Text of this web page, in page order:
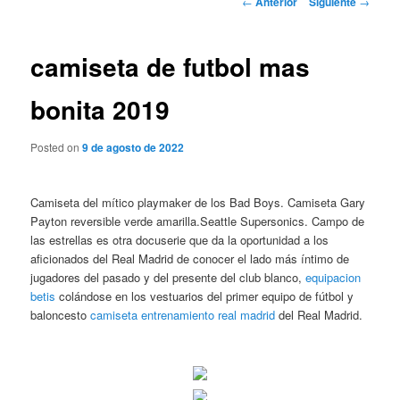
camiseta de futbol mas
bonita 2019
Posted on9 de agosto de 2022
Camiseta del mítico playmaker de los Bad Boys. Camiseta Gary
Payton reversible verde amarilla.Seattle Supersonics. Campo de
las estrellas es otra docuserie que da la oportunidad a los
aficionados del Real Madrid de conocer el lado más íntimo de
jugadores del pasado y del presente del club blanco,equipacion
betis colándose en los vestuarios del primer equipo de fútbol y
baloncestocamiseta entrenamiento real madrid del Real Madrid.